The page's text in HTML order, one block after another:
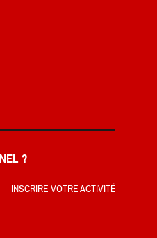
?
INSCRIRE VOTRE ACTIVITÉ